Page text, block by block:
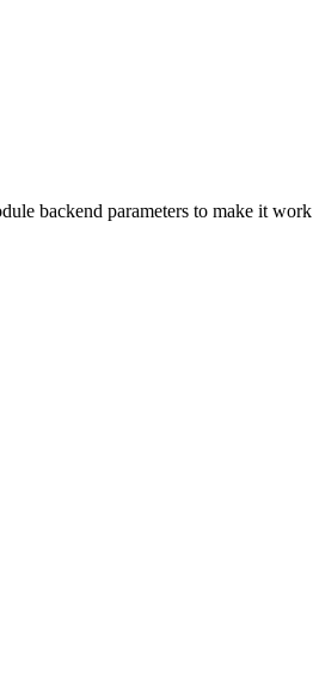
backend parameters to make it work